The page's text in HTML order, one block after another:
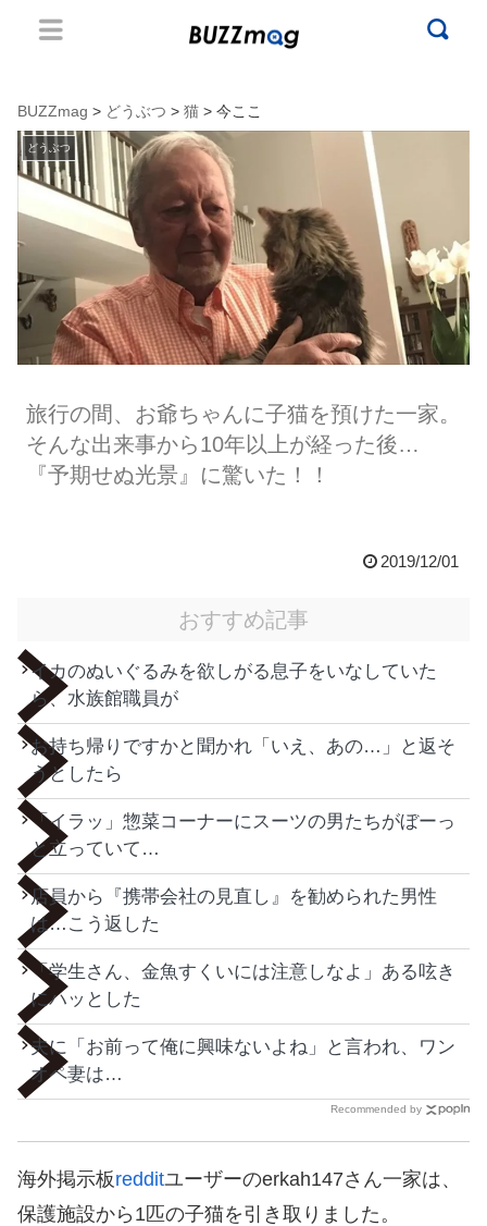
BUZZmag > どうぶつ > 猫 > 今ここ
どうぶつ
旅行の間、お爺ちゃんに子猫を預けた一家。
そんな出来事から10年以上が経った後…
『予期せぬ光景』に驚いた！！
2019/12/01
おすすめ記事
イカのぬいぐるみを欲しがる息子をいなしていた
ら、水族館職員が
お持ち帰りですかと聞かれ「いえ、あの…」と返そ
うとしたら
「イラッ」惣菜コーナーにスーツの男たちがぼーっ
と立っていて…
店員から『携帯会社の見直し』を勧められた男性
は…こう返した
「学生さん、金魚すくいには注意しなよ」ある呟き
にハッとした
夫に「お前って俺に興味ないよね」と言われ、ワン
オペ妻は…
Recommended by
海外掲示板redditユーザーのerkah147さん一家は、
保護施設から1匹の子猫を引き取りました。